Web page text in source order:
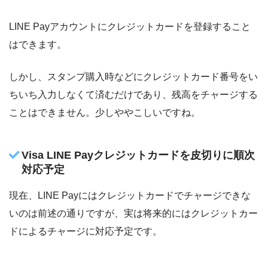
LINE Payアカウントにクレジットカードを登録すること
はできます。
しかし、スタンプ購入時などにクレジットカード番号をい
ちいち入力しなくて済むだけであり、残高をチャージする
ことはできません。少しややこしいですね。
Visa LINE Payクレジットカードを皮切りに順次
対応予定
現在、LINE Payにはクレジットカードでチャージできな
いのは前述の通りですが、実は将来的にはクレジットカー
ドによるチャージに対応予定です。